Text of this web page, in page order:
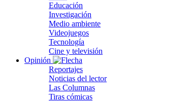
Educación
Investigación
Medio ambiente
Videojuegos
Tecnología
Cine y televisión
Opinión
Reportajes
Noticias del lector
Las Columnas
Tiras cómicas